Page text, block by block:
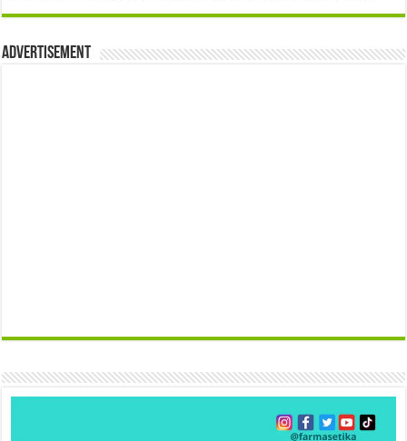
Advertisement